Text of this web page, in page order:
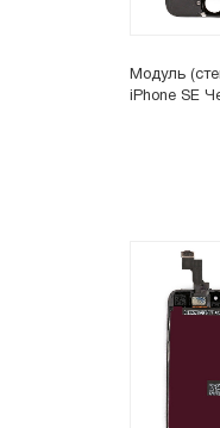
Модуль
iPhone SE